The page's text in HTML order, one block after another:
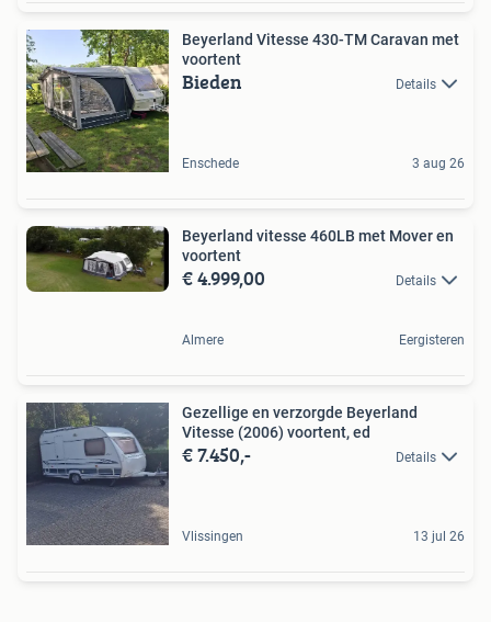
Beyerland Vitesse 430-TM Caravan met
voortent
Bieden Details
Enschede 3 aug 26
Beyerland vitesse 460LB met Mover en
voortent
€ 4.999,00 Details
Almere Eergisteren
Gezellige en verzorgde Beyerland
Vitesse (2006) voortent, ed
€ 7.450,- Details
Vlissingen 13 jul 26